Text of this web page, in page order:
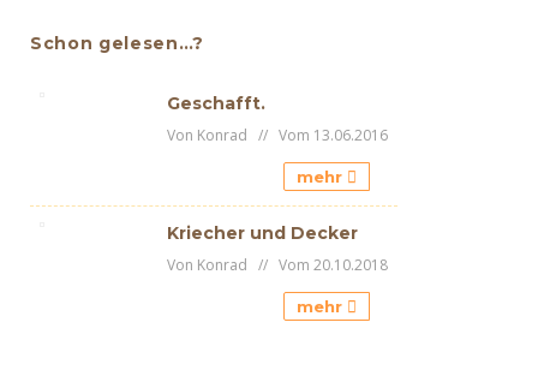
Schon gelesen…?
Geschafft.
Von Konrad // Vom 13.06.2016
mehr
Kriecher und Decker
Von Konrad // Vom 20.10.2018
mehr